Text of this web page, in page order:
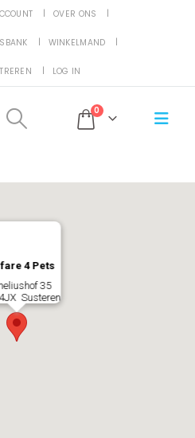
OVER ONS
WINKELMAND
LOG IN
0
4 Pets
35
Susteren